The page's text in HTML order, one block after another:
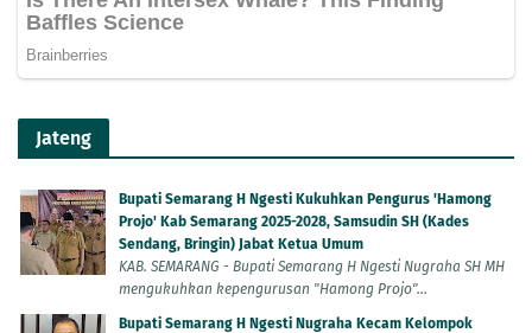
Jateng
Bupati Semarang H Ngesti Kukuhkan Pengurus 'Hamong
Projo' Kab Semarang 2025-2028, Samsudin SH (Kades
Sendang, Bringin) Jabat Ketua Umum
KAB. SEMARANG - Bupati Semarang H Ngesti Nugraha SH MH
mengukuhkan kepengurusan "Hamong Projo"...
Bupati Semarang H Ngesti Nugraha Kecam Kelompok